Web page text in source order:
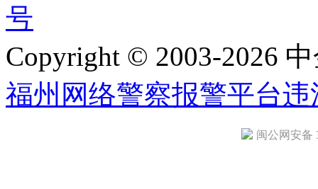
号
Copyright © 2003-2026
福州网络警察报警平台违
闽公网安备